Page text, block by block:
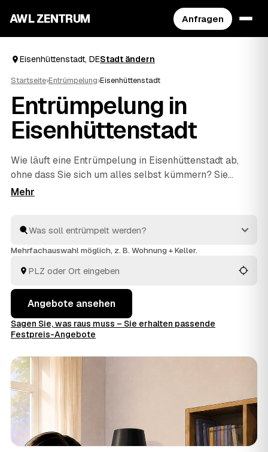
AWL ZENTRUM Anfragen
Eisenhüttenstadt, DEStadt ändern
Startseite›Entrümpelung›Eisenhüttenstadt
Entrümpelung in
Eisenhüttenstadt
Wie läuft eine Entrümpelung in Eisenhüttenstadt ab,
ohne dass Sie sich um alles selbst kümmern? Sie
beschreiben bei AWL einmal, was weg soll – vom
Anbieter aus Deutschland mit verbindlichen
Festpreisen. Sie wählen das beste Angebot aus, der
fachgerecht entsorgen.
Mehrfachauswahl möglich, z. B. Wohnung + Keller.
Angebote ansehen
Sagen Sie, was raus muss – Sie erhalten passende
Festpreis-Angebote